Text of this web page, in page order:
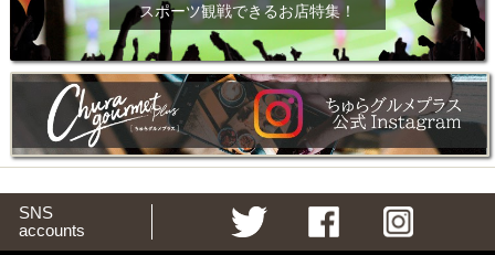
スポーツ観戦できるお店特集！
SNS
accounts